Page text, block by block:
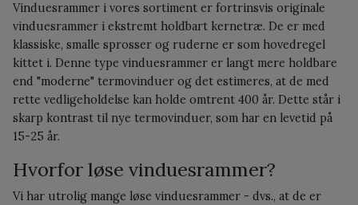
Vinduesrammer i vores sortiment er fortrinsvis originale
vinduesrammer i ekstremt holdbart kernetræ. De er med
klassiske, smalle sprosser og ruderne er som hovedregel
kittet i. Denne type vinduesrammer er langt mere holdbare
end "moderne" termovinduer og det estimeres, at de med
rette vedligeholdelse kan holde omtrent 400 år. Dette står i
skarp kontrast til nye termovinduer, som har en levetid på
15-25 år.
Hvorfor løse vinduesrammer?
Vi har utrolig mange løse vinduesrammer - dvs., at de er